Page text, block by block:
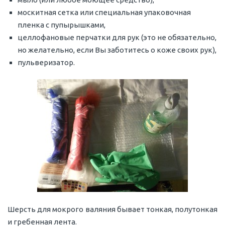
москитная сетка или специальная упаковочная
пленка с пупырышками,
целлофановые перчатки для рук (это не обязательно,
но желательно, если Вы заботитесь о коже своих рук),
пульверизатор.
Шерсть для мокрого валяния бывает тонкая, полутонкая
и гребенная лента.